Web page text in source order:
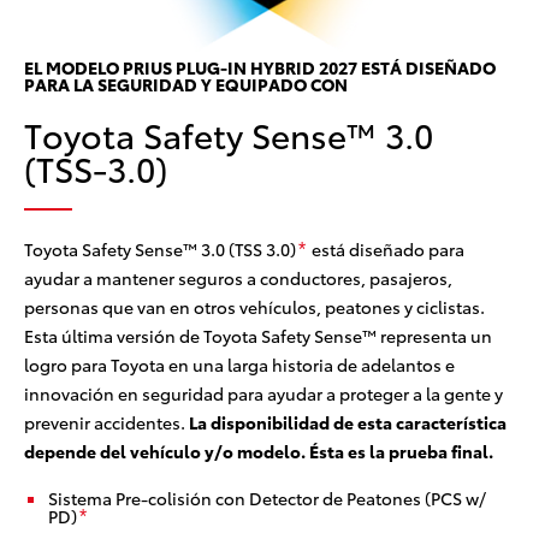
EL MODELO PRIUS PLUG-IN HYBRID 2027 ESTÁ DISEÑADO
PARA LA SEGURIDAD Y EQUIPADO CON
Toyota Safety Sense™ 3.0
(TSS-3.0)
Toyota Safety Sense™ 3.0 (TSS 3.0)* está diseñado para
ayudar a mantener seguros a conductores, pasajeros,
personas que van en otros vehículos, peatones y ciclistas.
Esta última versión de Toyota Safety Sense™ representa un
logro para Toyota en una larga historia de adelantos e
innovación en seguridad para ayudar a proteger a la gente y
prevenir accidentes. La disponibilidad de esta característica
depende del vehículo y/o modelo. Ésta es la prueba final.
Sistema Pre-colisión con Detector de Peatones (PCS w/
PD)*